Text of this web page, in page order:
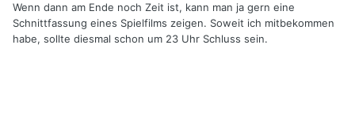
Wenn dann am Ende noch Zeit ist, kann man ja gern eine
Schnittfassung eines Spielfilms zeigen. Soweit ich mitbekommen
habe, sollte diesmal schon um 23 Uhr Schluss sein.